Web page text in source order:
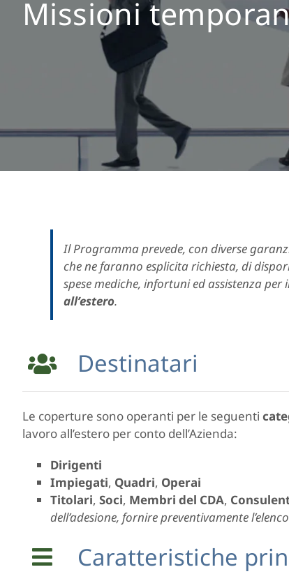
Missioni
Il Programma prevede, con diverse
che ne faranno esplicita richiesta, di
spese mediche, infortuni ed assistenza per
all’estero.
Destinatari
Le coperture sono operanti per le seguenti
lavoro all’estero per conto dell’Azienda:
Dirigenti
Impiegati, Quadri, Operai
Titolari, Soci, Membri del CDA,
dell’adesione, fornire preventivamente
Caratteristiche